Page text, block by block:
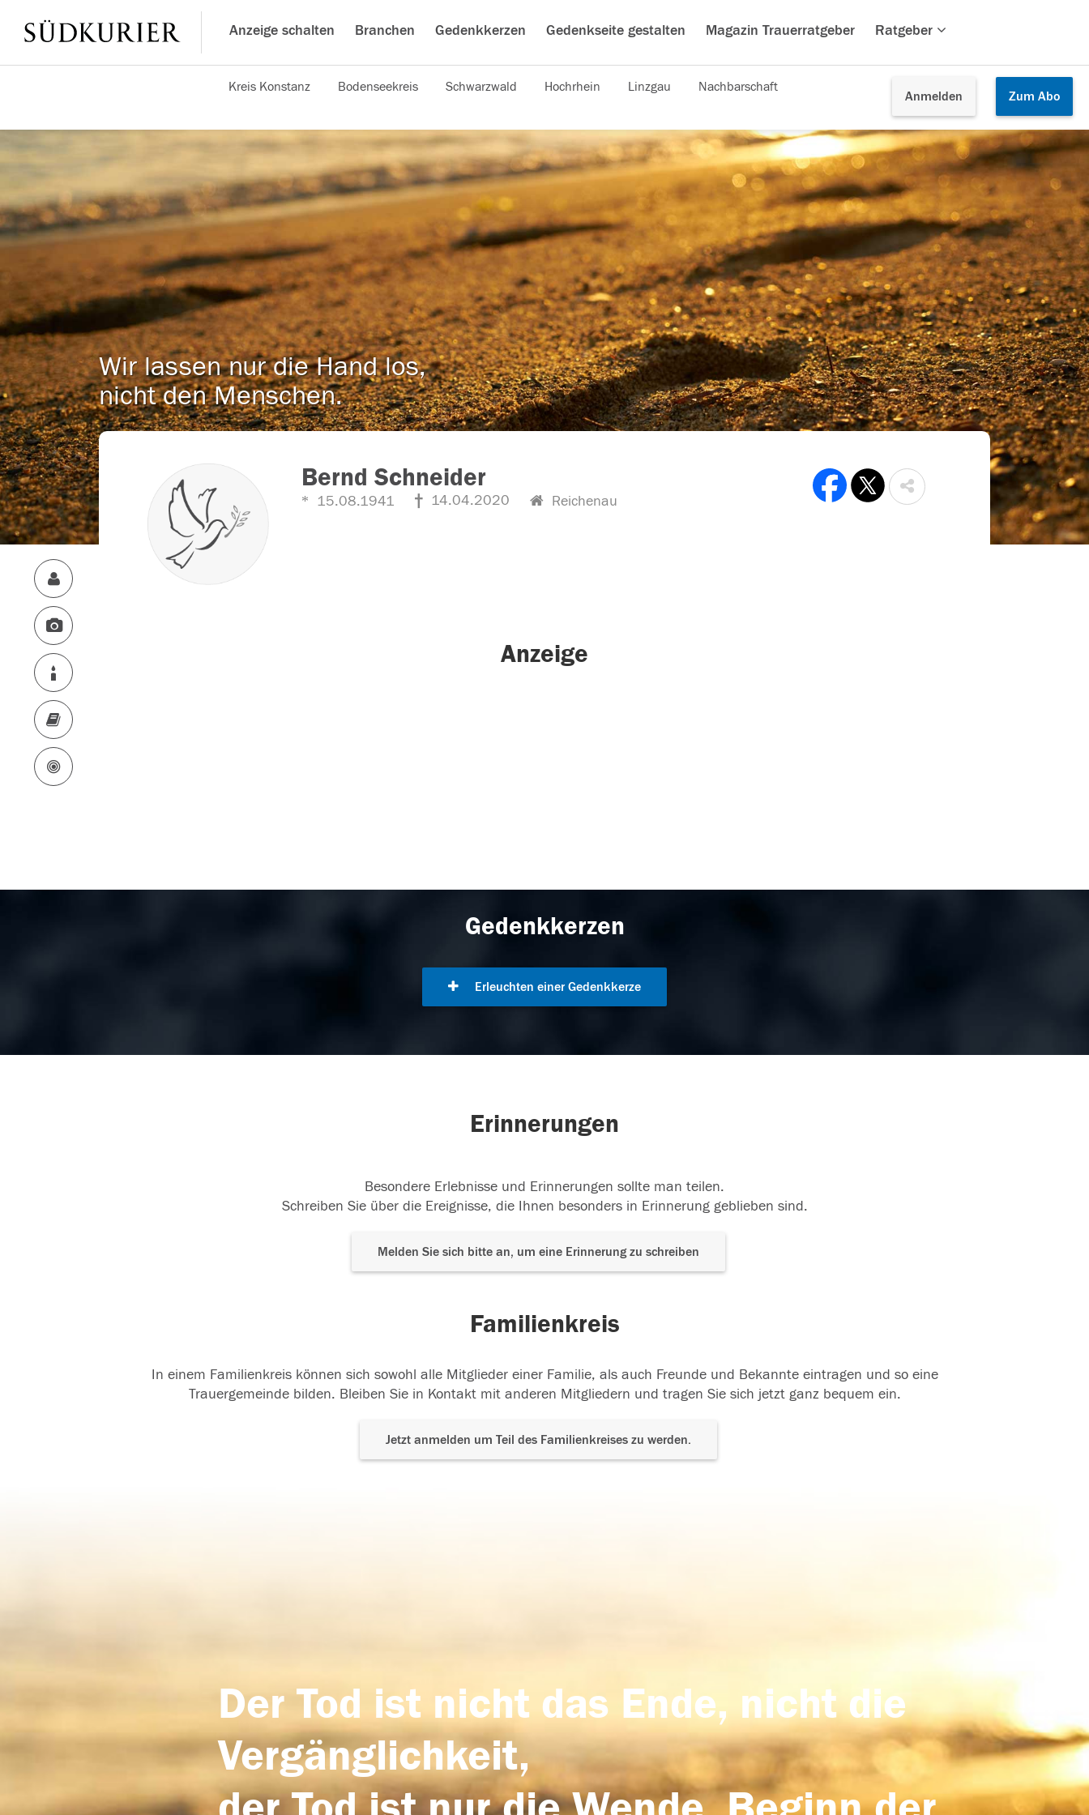
Anzeige schalten Branchen Gedenkkerzen Gedenkseite gestalten Magazin Trauerratgeber Ratgeber
Anmelden Zum Abo
Kreis Konstanz Bodenseekreis Schwarzwald Hochrhein Linzgau Nachbarschaft
Wir lassen nur die Hand los,
nicht den Menschen.
Bernd Schneider
15.08.1941 14.04.2020 Reichenau
Anzeige
Gedenkkerzen
Erleuchten einer Gedenkkerze
Erinnerungen
Besondere Erlebnisse und Erinnerungen sollte man teilen.
Schreiben Sie über die Ereignisse, die Ihnen besonders in Erinnerung geblieben sind.
Melden Sie sich bitte an, um eine Erinnerung zu schreiben
Familienkreis
In einem Familienkreis können sich sowohl alle Mitglieder einer Familie, als auch Freunde und Bekannte eintragen und so eine
Trauergemeinde bilden. Bleiben Sie in Kontakt mit anderen Mitgliedern und tragen Sie sich jetzt ganz bequem ein.
Jetzt anmelden um Teil des Familienkreises zu werden.
Der Tod ist nicht das Ende, nicht die
Vergänglichkeit,